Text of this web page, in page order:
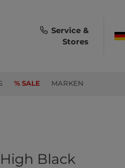
% SALE MARKEN
Service &
Stores
Black